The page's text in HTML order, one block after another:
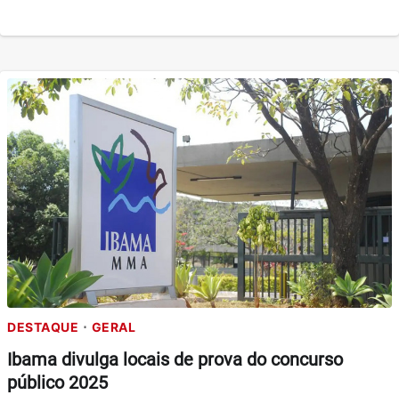
DESTAQUE GERAL
Ibama divulga locais de prova do concurso
público 2025